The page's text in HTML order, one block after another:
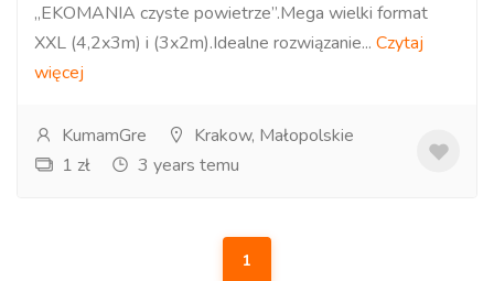
„EKOMANIA czyste powietrze”.Mega wielki format
XXL (4,2x3m) i (3x2m).Idealne rozwiązanie... Czytaj
więcej
KumamGre
Krakow, Małopolskie
1 zł
3 years temu
1